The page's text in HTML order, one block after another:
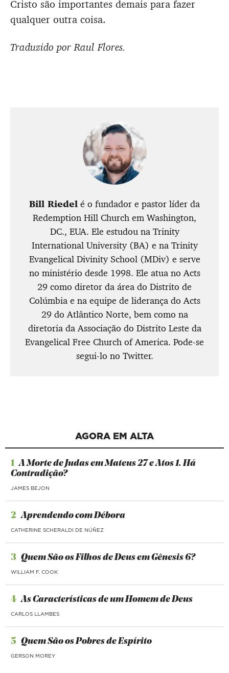
Cristo são importantes demais para fazer
qualquer outra coisa.
Traduzido por Raul Flores.
Bill Riedel é o fundador e pastor líder da
Redemption Hill Church em Washington,
DC., EUA. Ele estudou na Trinity
International University (BA) e na Trinity
Evangelical Divinity School (MDiv) e serve
no ministério desde 1998. Ele atua no Acts
29 como diretor da área do Distrito de
Colúmbia e na equipe de liderança do Acts
29 do Atlântico Norte, bem como na
diretoria da Associação do Distrito Leste da
Evangelical Free Church of America. Pode-se
segui-lo no Twitter.
AGORA EM ALTA
1 A Morte de Judas em Mateus 27 e Atos 1. Há
Contradição?
JAMES BEJON
2 Aprendendo com Débora
CATHERINE SCHERALDI DE NÚÑEZ
3 Quem São os Filhos de Deus em Gênesis 6?
WILLIAM F. COOK
4 As Características de um Homem de Deus
CARLOS LLAMBES
5 Quem São os Pobres de Espírito
GERSON MOREY